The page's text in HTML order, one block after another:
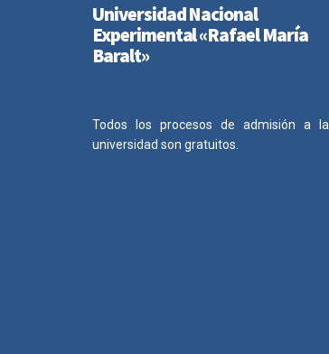
Universidad Nacional
Experimental «Rafael María
Baralt»
Todos los procesos de admisión a la
universidad son gratuitos.